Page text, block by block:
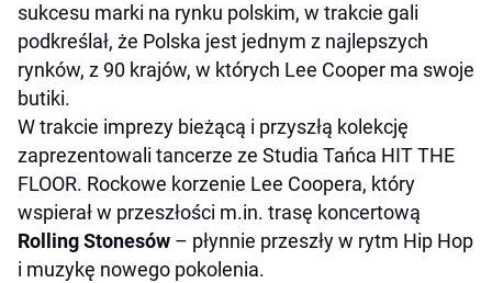
sukcesu marki na rynku polskim, w trakcie gali
podkreślał, że Polska jest jednym z najlepszych
rynków, z 90 krajów, w których Lee Cooper ma swoje
butiki.
W trakcie imprezy bieżącą i przyszłą kolekcję
zaprezentowali tancerze ze Studia Tańca HIT THE
FLOOR. Rockowe korzenie Lee Coopera, który
wspierał w przeszłości m.in. trasę koncertową
Rolling Stonesów – płynnie przeszły w rytm Hip Hop
i muzykę nowego pokolenia.